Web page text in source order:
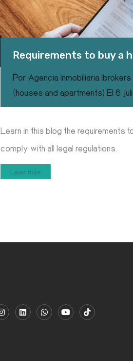
Requirements to buy a
Por Agencia Inmobiliaria
(houses and apartments) El 6
Learn in this blog the requirements
comply with all legal regulations.
Leer más